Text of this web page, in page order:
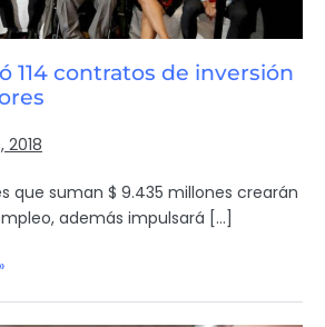
114 contratos de inversión
2018
que suman $ 9.435 millones crearán
además impulsará […]